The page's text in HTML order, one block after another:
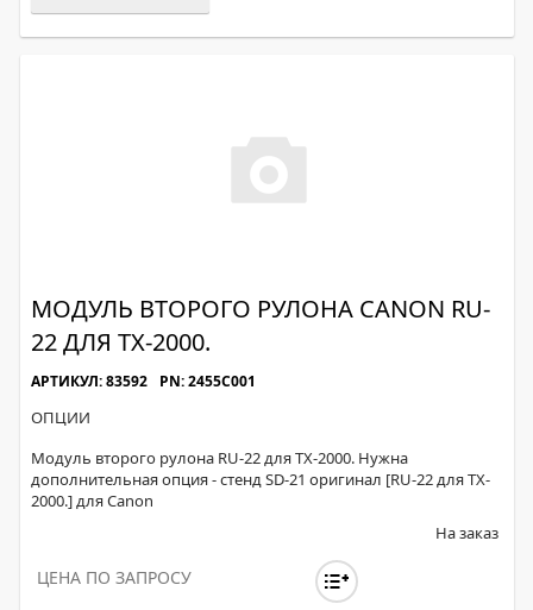
МОДУЛЬ ВТОРОГО РУЛОНА CANON RU-
22 ДЛЯ TX-2000.
АРТИКУЛ: 83592 PN: 2455C001
ОПЦИИ
Модуль второго рулона RU-22 для TX-2000. Нужна
дополнительная опция - стенд SD-21 оригинал [RU-22 для TX-
2000.] для Canon
На заказ
ЦЕНА ПО ЗАПРОСУ